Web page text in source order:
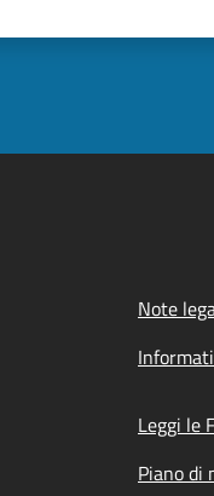
Note
Leggi le
Piano di